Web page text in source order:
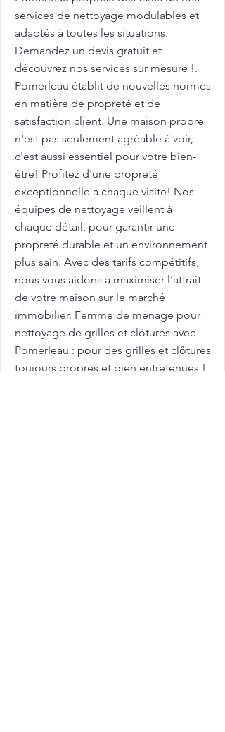
services de nettoyage modulables et
adaptés à toutes les situations.
Demandez un devis gratuit et
découvrez nos services sur mesure !.
Pomerleau établit de nouvelles normes
en matière de propreté et de
satisfaction client. Une maison propre
n'est pas seulement agréable à voir,
c'est aussi essentiel pour votre bien-
être! Profitez d'une propreté
exceptionnelle à chaque visite! Nos
équipes de nettoyage veillent à
chaque détail, pour garantir une
propreté durable et un environnement
plus sain. Avec des tarifs compétitifs,
nous vous aidons à maximiser l'attrait
de votre maison sur le marché
immobilier. Femme de ménage pour
nettoyage de grilles et clôtures avec
Pomerleau : pour des grilles et clôtures
toujours propres et bien entretenues !